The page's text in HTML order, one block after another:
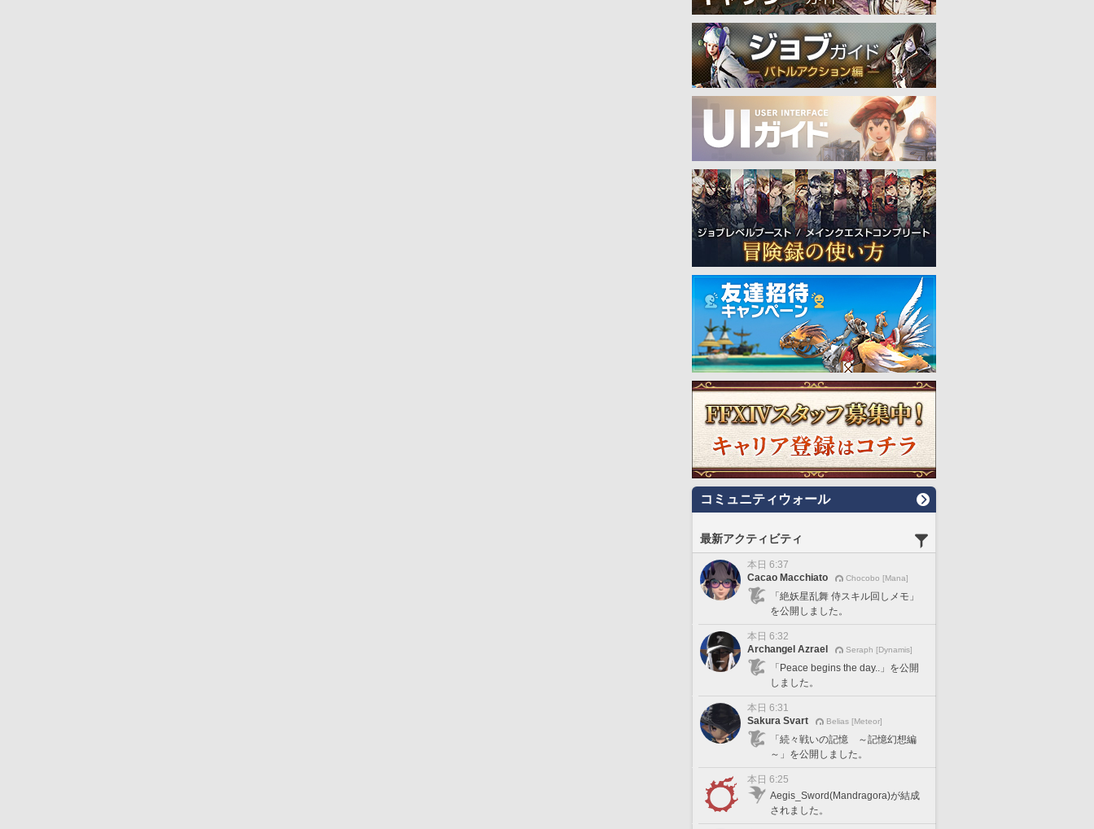
コミュニティウォール
最新アクティビティ
本日 6:37
Cacao Macchiato
Chocobo [Mana]
「絶妖星乱舞 侍スキル回しメモ」
を公開しました。
本日 6:32
Archangel Azrael
Seraph [Dynamis]
「Peace begins the day..」を公開
しました。
本日 6:31
Sakura Svart
Belias [Meteor]
「続々戦いの記憶 ～記憶幻想編
～」を公開しました。
本日 6:25
Aegis_Sword(Mandragora)が結成
されました。